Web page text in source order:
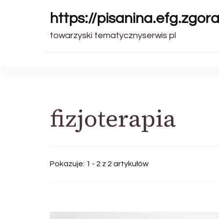
https://
towarzyski tematycznyserwis pl
fizjoterapia
Pokazuje: 1 - 2 z 2 artykułów